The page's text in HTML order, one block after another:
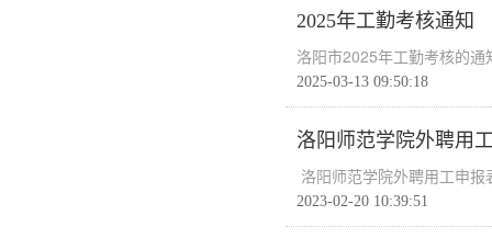
2025年工勤考核通知
洛阳市2025年工勤考核的通
2025-03-13 09:50:18
洛阳师范学院外聘用
洛阳师范学院外聘用工申报
2023-02-20 10:39:51